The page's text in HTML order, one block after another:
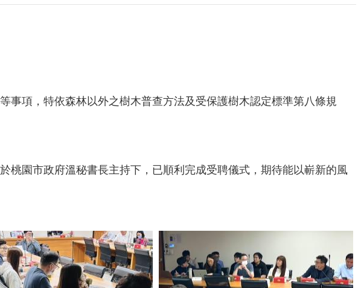
事項，特依森林以外之樹木普查方法及受保護樹木認定標準第八條規
桃園市政府溫秘書長主持下，已順利完成受聘儀式，期待能以嶄新的風